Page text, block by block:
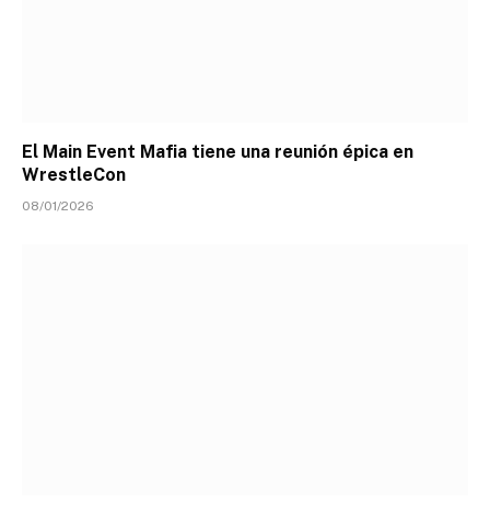
El Main Event Mafia tiene una reunión épica en
WrestleCon
08/01/2026